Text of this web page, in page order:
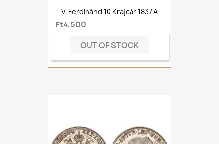
V. Ferdinánd 10 Krajcár 1837 A
Ft4,500
OUT OF STOCK